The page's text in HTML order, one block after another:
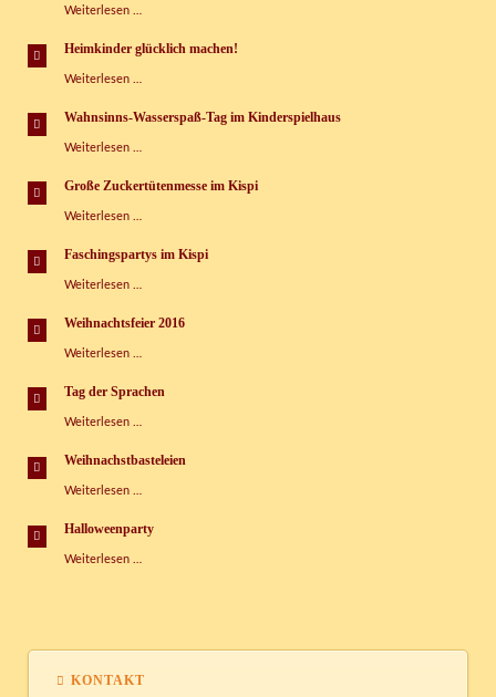
Weiterlesen …
Sprachen
Kinderspielhaus
e.V.
Heimkinder glücklich machen!
Weiterlesen …
machen!
Wahnsinns-Wasserspaß-Tag im Kinderspielhaus
Weiterlesen …
Tag
Kinderspielhaus
Große Zuckertütenmesse im Kispi
Weiterlesen …
im
Faschingspartys im Kispi
Weiterlesen …
Kispi
Weihnachtsfeier 2016
Weiterlesen …
Tag der Sprachen
Weiterlesen …
Sprachen
Weihnachstbasteleien
Weiterlesen …
Halloweenparty
Weiterlesen …
KONTAKT